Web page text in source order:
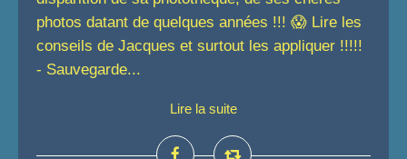
photos datant de quelques années !!! 😱 Lire les
conseils de Jacques et surtout les appliquer !!!!!
- Sauvegarde...
Lire la suite